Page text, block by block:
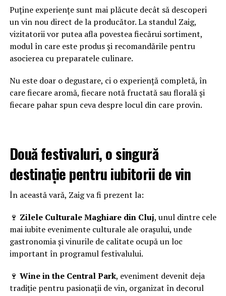
Puține experiențe sunt mai plăcute decât să descoperi
un vin nou direct de la producător. La standul Zaig,
vizitatorii vor putea afla povestea fiecărui sortiment,
modul în care este produs și recomandările pentru
asocierea cu preparatele culinare.
Nu este doar o degustare, ci o experiență completă, în
care fiecare aromă, fiecare notă fructată sau florală și
fiecare pahar spun ceva despre locul din care provin.
Două festivaluri, o singură
destinație pentru iubitorii de vin
În această vară, Zaig va fi prezent la:
🍷 Zilele Culturale Maghiare din Cluj, unul dintre cele
mai iubite evenimente culturale ale orașului, unde
gastronomia și vinurile de calitate ocupă un loc
important în programul festivalului.
🍷 Wine in the Central Park, eveniment devenit deja
tradiție pentru pasionații de vin, organizat în decorul